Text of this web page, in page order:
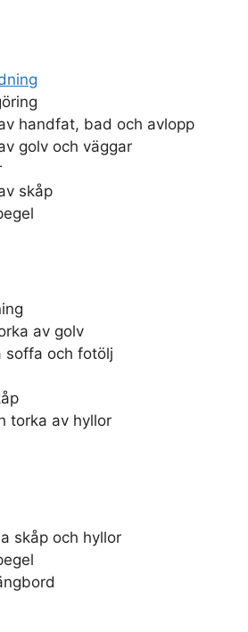
handfat, bad och avlopp
golv och väggar
skåp
av golv
soffa och fotölj
torka av hyllor
skåp och hyllor